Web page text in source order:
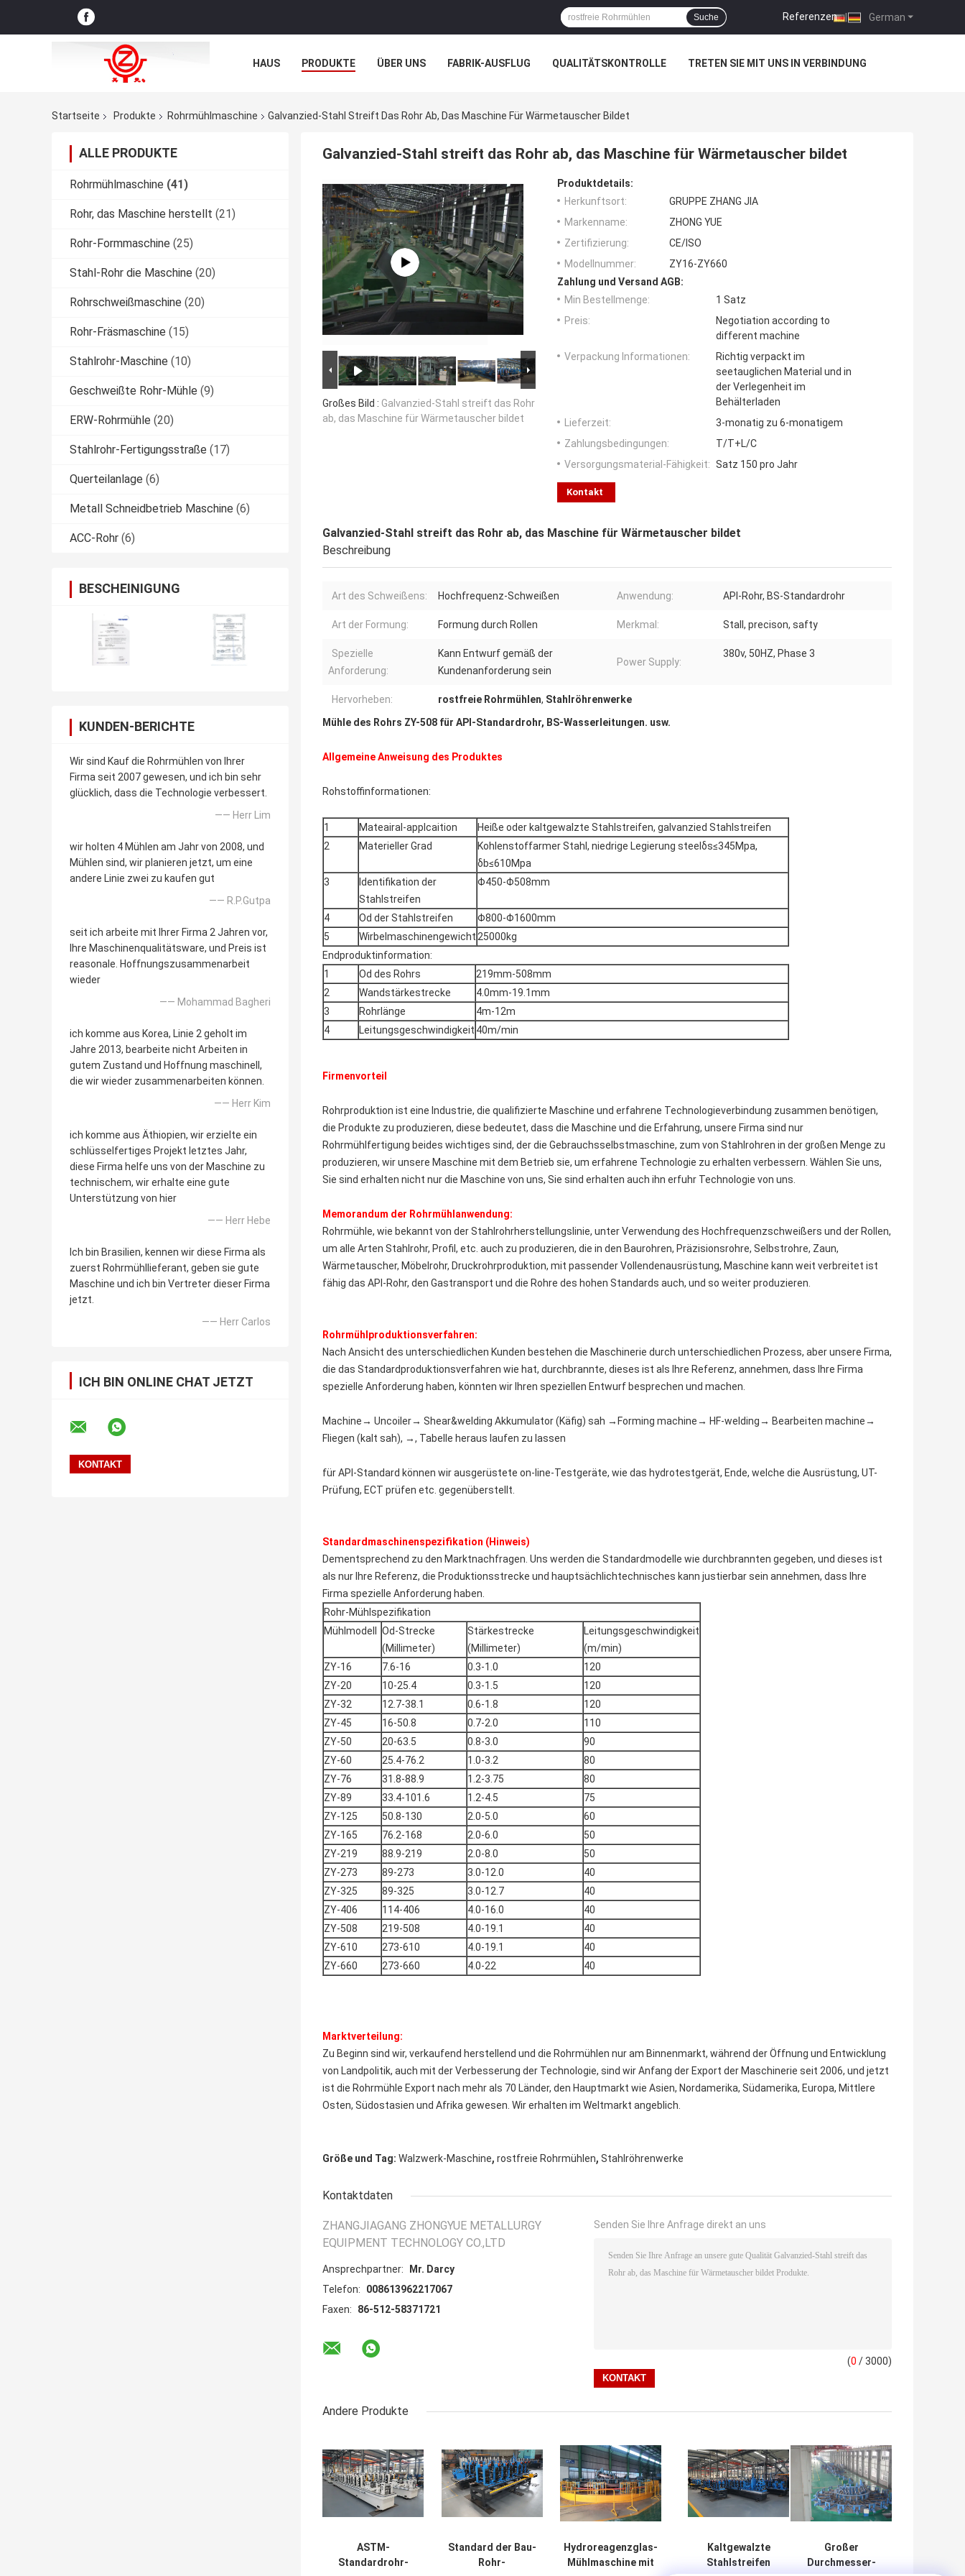
German
Referenzen |
Suche
HAUS PRODUKTE ÜBER UNS FABRIK-AUSFLUG QUALITÄTSKONTROLLE TRETEN SIE MIT UNS IN VERBINDUNG
Startseite
Produkte Rohrmühlmaschine Galvanzied-Stahl Streift Das Rohr Ab, Das Maschine Für Wärmetauscher Bildet
ALLE PRODUKTE
Rohrmühlmaschine (41)
Rohr, das Maschine herstellt (21)
Rohr-Formmaschine (25)
Stahl-Rohr die Maschine (20)
Rohrschweißmaschine (20)
Rohr-Fräsmaschine (15)
Stahlrohr-Maschine (10)
Geschweißte Rohr-Mühle (9)
ERW-Rohrmühle (20)
Stahlrohr-Fertigungsstraße (17)
Querteilanlage (6)
Metall Schneidbetrieb Maschine (6)
ACC-Rohr (6)
BESCHEINIGUNG
KUNDEN-BERICHTE
Wir sind Kauf die Rohrmühlen von Ihrer
Firma seit 2007 gewesen, und ich bin sehr
glücklich, dass die Technologie verbessert.
—— Herr Lim
wir holten 4 Mühlen am Jahr von 2008, und
Mühlen sind, wir planieren jetzt, um eine
andere Linie zwei zu kaufen gut
—— R.P.Gutpa
seit ich arbeite mit Ihrer Firma 2 Jahren vor,
Ihre Maschinenqualitätsware, und Preis ist
reasonale. Hoffnungszusammenarbeit
wieder
—— Mohammad Bagheri
ich komme aus Korea, Linie 2 geholt im
Jahre 2013, bearbeite nicht Arbeiten in
gutem Zustand und Hoffnung maschinell,
die wir wieder zusammenarbeiten können.
—— Herr Kim
ich komme aus Äthiopien, wir erzielte ein
schlüsselfertiges Projekt letztes Jahr,
diese Firma helfe uns von der Maschine zu
technischem, wir erhalte eine gute
Unterstützung von hier
—— Herr Hebe
Ich bin Brasilien, kennen wir diese Firma als
zuerst Rohrmühllieferant, geben sie gute
Maschine und ich bin Vertreter dieser Firma
jetzt.
—— Herr Carlos
ICH BIN ONLINE CHAT JETZT
Galvanzied-Stahl streift das Rohr ab, das Maschine für Wärmetauscher bildet
Großes Bild : Galvanzied-Stahl streift das Rohr
ab, das Maschine für Wärmetauscher bildet
Produktdetails:
Herkunftsort:
GRUPPE ZHANG JIA
Markenname:
ZHONG YUE
Zertifizierung:
CE/ISO
Modellnummer:
ZY16-ZY660
Zahlung und Versand AGB:
Min Bestellmenge:
1 Satz
Preis:
Negotiation according to
different machine
Verpackung Informationen:
Richtig verpackt im
seetauglichen Material und in
der Verlegenheit im
Behälterladen
Lieferzeit:
3-monatig zu 6-monatigem
Zahlungsbedingungen:
T/T+L/C
Versorgungsmaterial-Fähigkeit: Satz 150 pro Jahr
Kontakt
Galvanzied-Stahl streift das Rohr ab, das Maschine für Wärmetauscher bildet
Beschreibung
Art des Schweißens: Hochfrequenz-Schweißen Anwendung: API-Rohr, BS-Standardrohr
Art der Formung: Formung durch Rollen Merkmal: Stall, precison, safty
Spezielle
Anforderung:
Kann Entwurf gemäß der
Kundenanforderung sein
Power Supply:
380v, 50HZ, Phase 3
Hervorheben: rostfreie Rohrmühlen, Stahlröhrenwerke
Mühle des Rohrs ZY-508 für API-Standardrohr, BS-Wasserleitungen. usw.
Allgemeine Anweisung des Produktes
Rohstoffinformationen:
1 Mateairal-applcaition
Heiße oder kaltgewalzte Stahlstreifen, galvanzied Stahlstreifen
2
Materieller Grad
Kohlenstoffarmer Stahl, niedrige Legierung steelδs≤345Mpa,
δb≤610Mpa
3
Identifikation der
Stahlstreifen
Φ450-Φ508mm
4 Od der Stahlstreifen
Φ800-Φ1600mm
5
Wirbelmaschinengewicht25000kg
Endproduktinformation:
1
Od des Rohrs
219mm-508mm
2
Wandstärkestrecke
4.0mm-19.1mm
3
Rohrlänge
4m-12m
4
Leitungsgeschwindigkeit 40m/min
Firmenvorteil
Rohrproduktion ist eine Industrie, die qualifizierte Maschine und erfahrene Technologieverbindung zusammen benötigen,
die Produkte zu produzieren, diese bedeutet, dass die Maschine und die Erfahrung, unsere Firma sind nur
Rohrmühlfertigung beides wichtiges sind, der die Gebrauchsselbstmaschine, zum von Stahlrohren in der großen Menge zu
produzieren, wir unsere Maschine mit dem Betrieb sie, um erfahrene Technologie zu erhalten verbessern. Wählen Sie uns,
Sie sind erhalten nicht nur die Maschine von uns, Sie sind erhalten auch ihn erfuhr Technologie von uns.
Memorandum der Rohrmühlanwendung:
Rohrmühle, wie bekannt von der Stahlrohrherstellungslinie, unter Verwendung des Hochfrequenzschweißers und der Rollen,
um alle Arten Stahlrohr, Profil, etc. auch zu produzieren, die in den Baurohren, Präzisionsrohre, Selbstrohre, Zaun,
Wärmetauscher, Möbelrohr, Druckrohrproduktion, mit passender Vollendenausrüstung, Maschine kann weit verbreitet ist
fähig das API-Rohr, den Gastransport und die Rohre des hohen Standards auch, und so weiter produzieren.
Rohrmühlproduktionsverfahren:
Nach Ansicht des unterschiedlichen Kunden bestehen die Maschinerie durch unterschiedlichen Prozess, aber unsere Firma,
die das Standardproduktionsverfahren wie hat, durchbrannte, dieses ist als Ihre Referenz, annehmen, dass Ihre Firma
spezielle Anforderung haben, könnten wir Ihren speziellen Entwurf besprechen und machen.
Machine→ Uncoiler→ Shear&welding Akkumulator (Käfig) sah →Forming machine→ HF-welding→ Bearbeiten machine→
Fliegen (kalt sah), →, Tabelle heraus laufen zu lassen
für API-Standard können wir ausgerüstete on-line-Testgeräte, wie das hydrotestgerät, Ende, welche die Ausrüstung, UT-
Prüfung, ECT prüfen etc. gegenüberstellt.
Standardmaschinenspezifikation (Hinweis)
Dementsprechend zu den Marktnachfragen. Uns werden die Standardmodelle wie durchbrannten gegeben, und dieses ist
als nur Ihre Referenz, die Produktionsstrecke und hauptsächlichtechnisches kann justierbar sein annehmen, dass Ihre
Firma spezielle Anforderung haben.
Rohr-Mühlspezifikation
Mühlmodell
Od-Strecke
(Millimeter)
Stärkestrecke
(Millimeter)
Leitungsgeschwindigkeit
(m/min)
ZY-16
7.6-16 0.3-1.0
120
ZY-20
10-25.4 0.3-1.5
120
ZY-32
12.7-38.1 0.6-1.8
120
ZY-45
16-50.8 0.7-2.0
110
ZY-50
20-63.5 0.8-3.0
90
ZY-60
25.4-76.2 1.0-3.2
80
ZY-76
31.8-88.9 1.2-3.75
80
ZY-89
33.4-101.6 1.2-4.5
75
ZY-125
50.8-130 2.0-5.0
60
ZY-165
76.2-168 2.0-6.0
50
ZY-219
88.9-219 2.0-8.0
50
ZY-273
89-273 3.0-12.0
40
ZY-325
89-325 3.0-12.7
40
ZY-406
114-406 4.0-16.0
40
ZY-508
219-508 4.0-19.1
40
ZY-610
273-610 4.0-19.1
40
ZY-660
273-660 4.0-22 40
Marktverteilung:
Zu Beginn sind wir, verkaufend herstellend und die Rohrmühlen nur am Binnenmarkt, während der Öffnung und Entwicklung
von Landpolitik, auch mit der Verbesserung der Technologie, sind wir Anfang der Export der Maschinerie seit 2006, und jetzt
ist die Rohrmühle Export nach mehr als 70 Länder, den Hauptmarkt wie Asien, Nordamerika, Südamerika, Europa, Mittlere
Osten, Südostasien und Afrika gewesen. Wir erhalten im Weltmarkt angeblich.
Größe und Tag: Walzwerk-Maschine, rostfreie Rohrmühlen, Stahlröhrenwerke
Kontaktdaten
ZHANGJIAGANG ZHONGYUE METALLURGY
EQUIPMENT TECHNOLOGY CO.,LTD
Ansprechpartner:
Mr. Darcy
Telefon:
008613962217067
Faxen:
86-512-58371721
Senden Sie Ihre Anfrage direkt an uns
(0 / 3000)
Andere Produkte
ASTM-
Standardrohr-
Standard der Bau-
Rohr-
Hydroreagenzglas-
Mühlmaschine mit
Kaltgewalzte
Stahlstreifen
Großer
Durchmesser-